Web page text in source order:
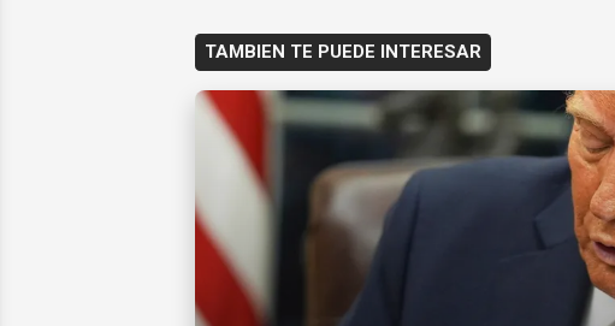
TAMBIEN TE PUEDE INTERESAR